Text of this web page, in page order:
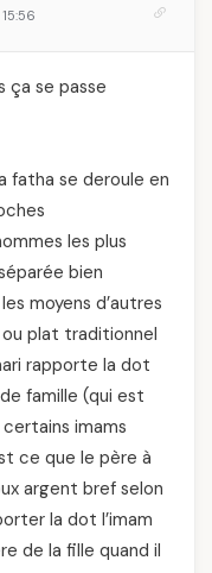
ça se passe
fatha se deroule en
les plus
bien
moyens d’autres
plat traditionnel
rapporte la dot
famille (qui est
imams
ce que le père à
argent bref selon
la dot l’imam
de la fille quand il